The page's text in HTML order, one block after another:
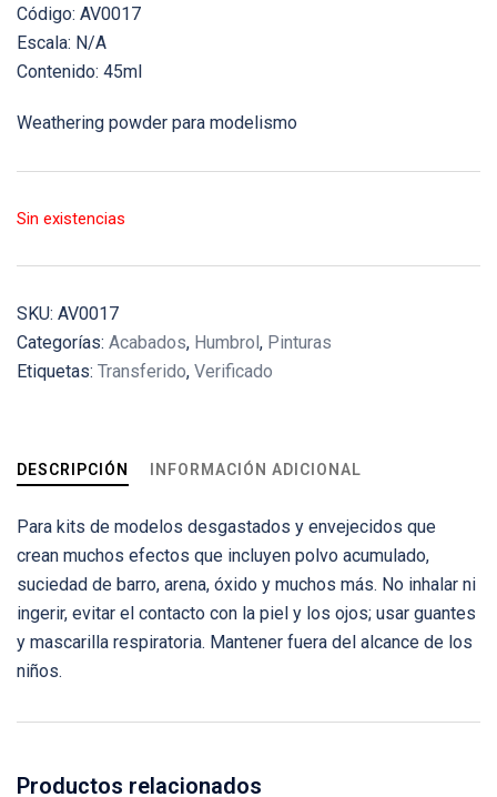
Código: AV0017
Escala: N/A
Contenido: 45ml
Weathering powder para modelismo
Sin existencias
SKU: AV0017
Categorías: Acabados, Humbrol, Pinturas
Etiquetas: Transferido, Verificado
DESCRIPCIÓN INFORMACIÓN ADICIONAL
Para kits de modelos desgastados y envejecidos que
crean muchos efectos que incluyen polvo acumulado,
suciedad de barro, arena, óxido y muchos más. No inhalar ni
ingerir, evitar el contacto con la piel y los ojos; usar guantes
y mascarilla respiratoria. Mantener fuera del alcance de los
niños.
Productos relacionados